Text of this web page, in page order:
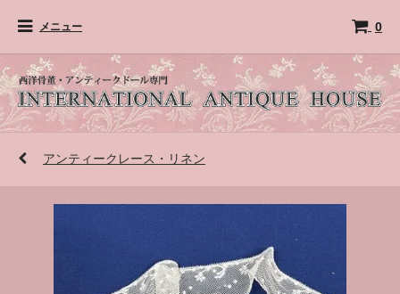
メニュー 0
アンティークレース・リネン